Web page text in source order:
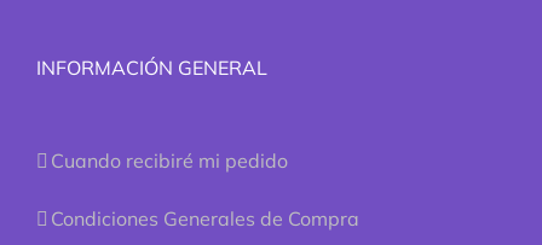
INFORMACIÓN GENERAL
Cuando recibiré mi pedido
Condiciones Generales de Compra